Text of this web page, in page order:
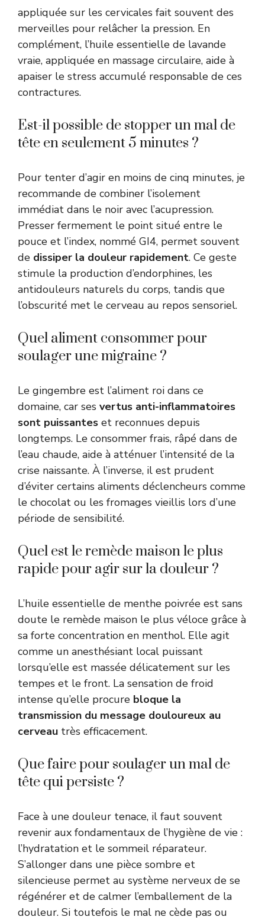
appliquée sur les cervicales fait souvent des
merveilles pour relâcher la pression. En
complément, l’huile essentielle de lavande
vraie, appliquée en massage circulaire, aide à
apaiser le stress accumulé responsable de ces
contractures.
Est-il possible de stopper un mal de
tête en seulement 5 minutes ?
Pour tenter d’agir en moins de cinq minutes, je
recommande de combiner l’isolement
immédiat dans le noir avec l’acupression.
Presser fermement le point situé entre le
pouce et l’index, nommé GI4, permet souvent
de dissiper la douleur rapidement. Ce geste
stimule la production d’endorphines, les
antidouleurs naturels du corps, tandis que
l’obscurité met le cerveau au repos sensoriel.
Quel aliment consommer pour
soulager une migraine ?
Le gingembre est l’aliment roi dans ce
domaine, car ses vertus anti-inflammatoires
sont puissantes et reconnues depuis
longtemps. Le consommer frais, râpé dans de
l’eau chaude, aide à atténuer l’intensité de la
crise naissante. À l’inverse, il est prudent
d’éviter certains aliments déclencheurs comme
le chocolat ou les fromages vieillis lors d’une
période de sensibilité.
Quel est le remède maison le plus
rapide pour agir sur la douleur ?
L’huile essentielle de menthe poivrée est sans
doute le remède maison le plus véloce grâce à
sa forte concentration en menthol. Elle agit
comme un anesthésiant local puissant
lorsqu’elle est massée délicatement sur les
tempes et le front. La sensation de froid
intense qu’elle procure bloque la
transmission du message douloureux au
cerveau très efficacement.
Que faire pour soulager un mal de
tête qui persiste ?
Face à une douleur tenace, il faut souvent
revenir aux fondamentaux de l’hygiène de vie :
l’hydratation et le sommeil réparateur.
S’allonger dans une pièce sombre et
silencieuse permet au système nerveux de se
régénérer et de calmer l’emballement de la
douleur. Si toutefois le mal ne cède pas ou